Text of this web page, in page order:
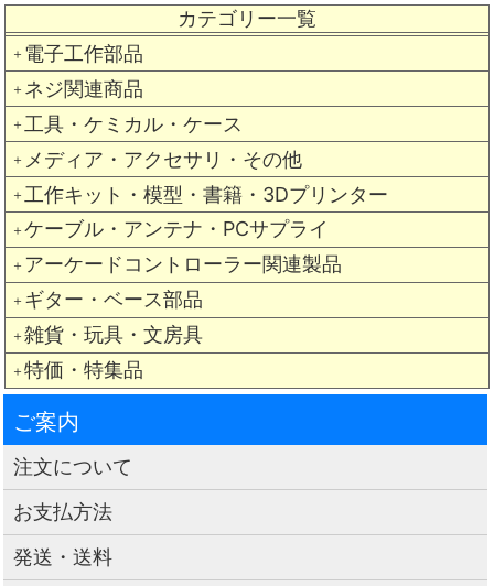
カテゴリー一覧
＋ 電子工作部品
＋ ネジ関連商品
＋ 工具・ケミカル・ケース
＋ メディア・アクセサリ・その他
＋ 工作キット・模型・書籍・3Dプリンター
＋ ケーブル・アンテナ・PCサプライ
＋ アーケードコントローラー関連製品
＋ ギター・ベース部品
＋ 雑貨・玩具・文房具
＋ 特価・特集品
ご案内
注文について
お支払方法
発送・送料